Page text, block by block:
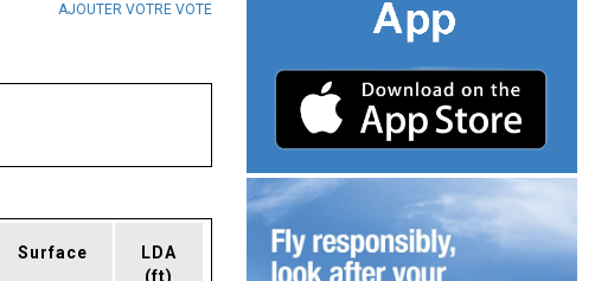
AJOUTER VOTRE VOTE
Surface
LDA
(ft)